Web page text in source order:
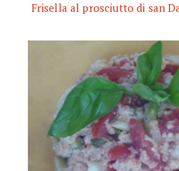
Frisella al prosciutto di san